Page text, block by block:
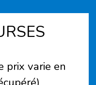
prix varie en